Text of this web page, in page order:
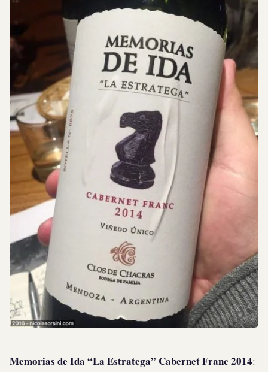
Memorias de Ida “La Estratega” Cabernet Franc 2014: